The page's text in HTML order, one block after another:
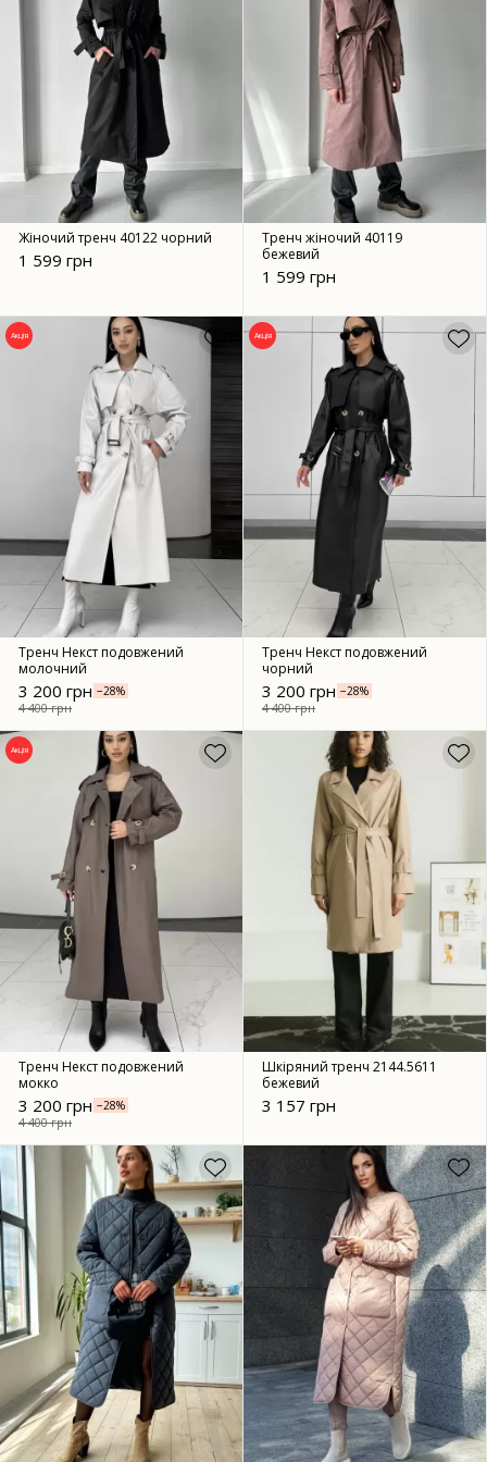
Жіночий тренч 40122 чорний
1 599 грн
Тренч жіночий 40119
бежевий
1 599 грн
Акція
Тренч Некст подовжений
молочний
3 200 грн
4 400 грн
−28%
Акція
Тренч Некст подовжений
чорний
3 200 грн
4 400 грн
−28%
Акція
Тренч Некст подовжений
мокко
3 200 грн
4 400 грн
−28%
Шкіряний тренч 2144.5611
бежевий
3 157 грн